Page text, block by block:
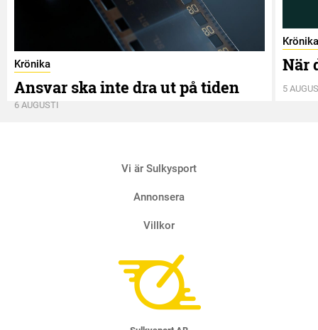
Krönika
Ansvar ska inte dra ut på tiden
6 AUGUSTI
Krönika
När
5
Vi är Sulkysport
Annonsera
Villkor